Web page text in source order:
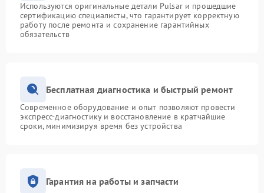
Используются оригинальные детали Pulsar и прошедшие
сертификацию специалисты, что гарантирует корректную
работу после ремонта и сохранение гарантийных
обязательств
Бесплатная диагностика и быстрый ремонт
Современное оборудование и опыт позволяют провести
экспресс-диагностику и восстановление в кратчайшие
сроки, минимизируя время без устройства
Гарантия на работы и запчасти